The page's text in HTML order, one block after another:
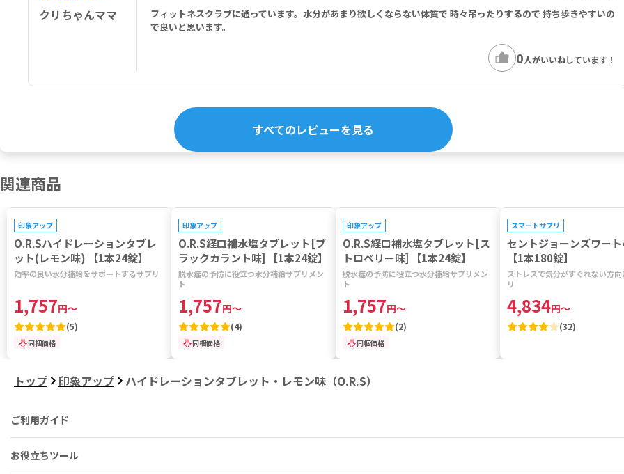
クリちゃんママ
フィットネスクラブに通っています。水分があまり欲しくならない体質で 時々吊ったりするので 持ち歩きやすいの
で良いと思います。
0人がいいねしています！
すべてのレビューを見る
関連商品
印象アップ
O.R.Sハイドレーションタブレ
ット(レモン味) 【1本24錠】
効率の良い水分補給をサポートするサプリ
1,757円～
(5)
同梱価格
印象アップ
O.R.S経口補水塩タブレット[ブ
ラックカラント味] 【1本24錠】
脱水症の予防に役立つ水分補給サプリメン
ト
1,757円～
(4)
同梱価格
印象アップ
O.R.S経口補水塩タブレット[ス
トロベリー味] 【1本24錠】
脱水症の予防に役立つ水分補給サプリメン
ト
1,757円～
(2)
同梱価格
スマートサプリ
セントジョーンズワー
【1本180錠】
ストレスで気分がすぐれない方
リ
4,834円～
(32)
トップ 印象アップ ハイドレーションタブレット・レモン味（O.R.S）
ご利用ガイド
お役立ちツール